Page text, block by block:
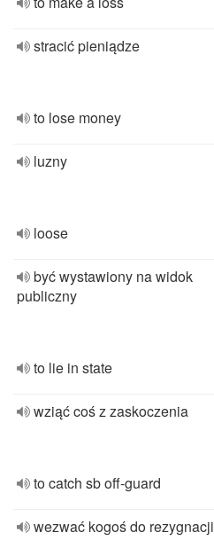
stracić pieniądze
to lose money
luzny
loose
być wystawiony na widok
publiczny
to lie in state
wziąć coś z zaskoczenia
to catch sb off-guard
wezwać kogoś do rezygnacji